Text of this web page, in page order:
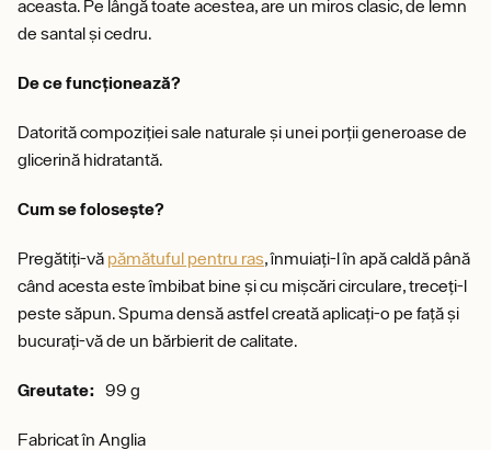
aceasta. Pe lângă toate acestea, are un miros clasic, de lemn
de santal și cedru.
De ce funcționează?
Datorită compoziției sale naturale și unei porții generoase de
glicerină hidratantă.
Cum se folosește?
Pregătiți-vă pămătuful pentru ras, înmuiați-l în apă caldă până
când acesta este îmbibat bine și cu mișcări circulare, treceți-l
peste săpun. Spuma densă astfel creată aplicați-o pe față și
bucurați-vă de un bărbierit de calitate.
Greutate: 99 g
Fabricat în Anglia